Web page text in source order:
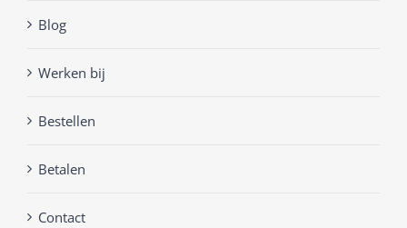
Blog
Werken bij
Bestellen
Betalen
Contact